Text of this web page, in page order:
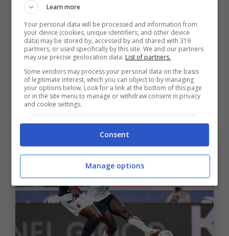
ATTACCANTI: Coman, Pavoletti, Luvumbo,
Piccoli, Felici
Bologna-Cagliari, la probabile
formazione dei sardi in vista
del match di domenica
Learn more
Your personal data will be processed and information from
your device (cookies, unique identifiers, and other device
data) may be stored by, accessed by and shared with 319
partners, or used specifically by this site. We and our partners
may use precise geolocation data. List of partners.
Some vendors may process your personal data on the basis
of legitimate interest, which you can object to by managing
your options below. Look for a link at the bottom of this page
or in the site menu to manage or withdraw consent in privacy
and cookie settings.
Consent
Manage options